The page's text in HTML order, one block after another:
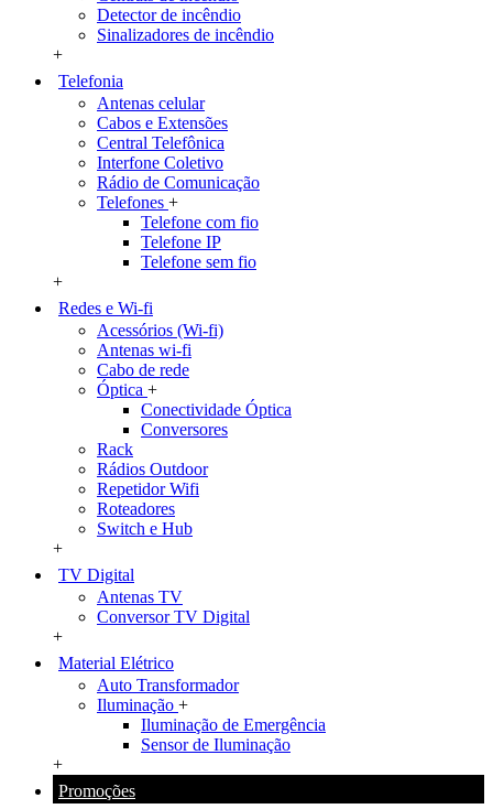
Detector de incêndio
Sinalizadores de incêndio
+
Telefonia
Antenas celular
Cabos e Extensões
Central Telefônica
Interfone Coletivo
Rádio de Comunicação
Telefones +
Telefone com fio
Telefone IP
Telefone sem fio
+
Redes e Wi-fi
Acessórios (Wi-fi)
Antenas wi-fi
Cabo de rede
Óptica +
Conectividade Óptica
Conversores
Rack
Rádios Outdoor
Repetidor Wifi
Roteadores
Switch e Hub
+
TV Digital
Antenas TV
Conversor TV Digital
+
Material Elétrico
Auto Transformador
Iluminação +
Iluminação de Emergência
Sensor de Iluminação
+
Promoções